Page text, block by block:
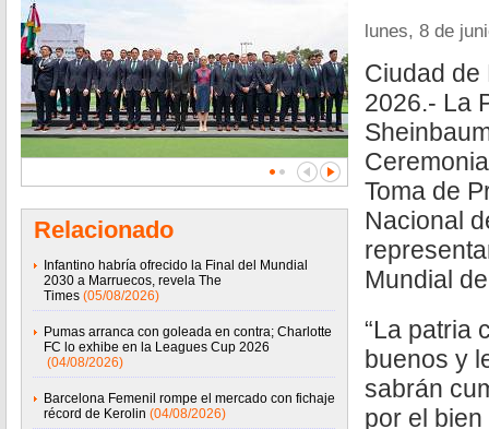
Relacionado
Infantino habría ofrecido la Final del Mundial
2030 a Marruecos, revela The
Times (05/08/2026)
Pumas arranca con goleada en contra; Charlotte
FC lo exhibe en la Leagues Cup 2026
(04/08/2026)
Barcelona Femenil rompe el mercado con fichaje
récord de Kerolin (04/08/2026)
lunes, 8 de
Ciudad de
2026.- La
Toma de
Nacional
Mundial
“La patria
buenos y
sabrán
por el